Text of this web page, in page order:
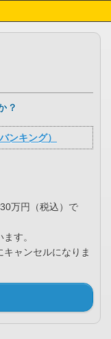
？
ンキング）
万円（税込）で
す。
ャンセルになりま